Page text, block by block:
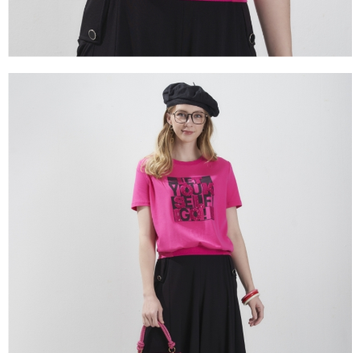
４．使用「AFTEE先享後付」時，將依據個別帳號之用戶狀況，依本公司即
時審查核予不同之上限額度；若仍有額度不足之情形，本公司將視審查結果
請求用戶進行身份認證。
５．嚴禁一人註冊多個帳號或使用他人資訊註冊。若發現惡意使用之情形，